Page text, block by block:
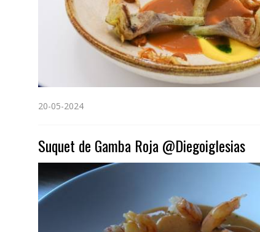
20-05-2024
Suquet de Gamba Roja @Diegoiglesias